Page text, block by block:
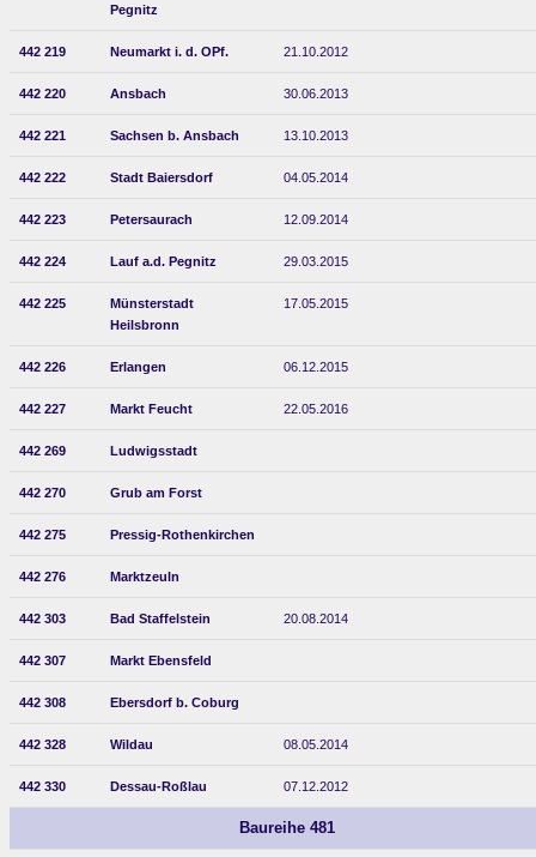
Pegnitz
442 219 Neumarkt i. d. OPf. 21.10.2012
442 220 Ansbach 30.06.2013
442 221 Sachsen b. Ansbach 13.10.2013
442 222 Stadt Baiersdorf 04.05.2014
442 223 Petersaurach 12.09.2014
442 224 Lauf a.d. Pegnitz 29.03.2015
442 225
Münsterstadt
Heilsbronn
17.05.2015
442 226 Erlangen 06.12.2015
442 227 Markt Feucht 22.05.2016
442 269 Ludwigsstadt
442 270 Grub am Forst
442 275 Pressig-Rothenkirchen
442 276 Marktzeuln
442 303 Bad Staffelstein 20.08.2014
442 307 Markt Ebensfeld
442 308 Ebersdorf b. Coburg
442 328 Wildau 08.05.2014
442 330 Dessau-Roßlau 07.12.2012
Baureihe 481